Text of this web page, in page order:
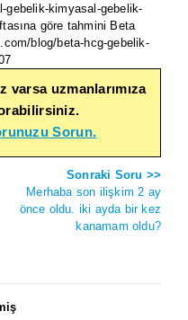
kimyasal-gebelik-
göre tahmini Beta
blog/beta-hcg-gebelik-
uzmanlarımıza
Sorun.
Sonraki Soru >>
Merhaba son ilişkim 2 ay
önce oldu. iki ayda bir kez
kanamam oldu?